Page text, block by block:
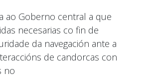
ao Goberno central a que
necesarias co fin de
da navegación ante a
de candorcas con
no